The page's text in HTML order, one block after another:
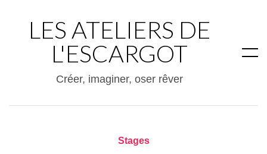
LES ATELIERS DE
L'ESCARGOT
Créer, imaginer, oser rêver
Stages